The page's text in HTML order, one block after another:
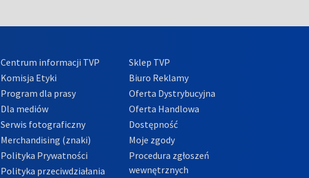
Centrum informacji TVP
Komisja Etyki
Program dla prasy
Dla mediów
Serwis fotograficzny
Merchandising (znaki)
Polityka Prywatności
Polityka przeciwdziałania
Sklep TVP
Biuro Reklamy
Oferta Dystrybucyjna
Oferta Handlowa
Dostępność
Moje zgody
Procedura zgłoszeń
wewnętrznych